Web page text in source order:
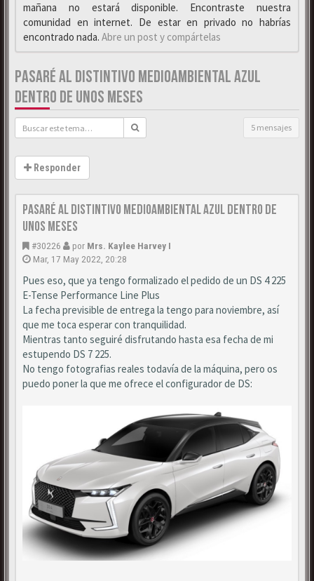
mañana no estará disponible. Encontraste nuestra
comunidad en internet. De estar en privado no habrías
encontrado nada. Abre un post y compártelas
PASARÉ AL DISTINTIVO MEDIOAMBIENTAL AZUL
DENTRO DE UNOS MESES
5 mensajes
Responder
Pasaré al distintivo medioambiental azul dentro de
unos meses
#30226 por Mrs. Kaylee Harvey I
Mar, 17 May 2022, 20:28
Pues eso, que ya tengo formalizado el pedido de un DS 4 225
E-Tense Performance Line Plus
La fecha previsible de entrega la tengo para noviembre, así
que me toca esperar con tranquilidad.
Mientras tanto seguiré disfrutando hasta esa fecha de mi
estupendo DS 7 225.
No tengo fotografias reales todavía de la máquina, pero os
puedo poner la que me ofrece el configurador de DS: